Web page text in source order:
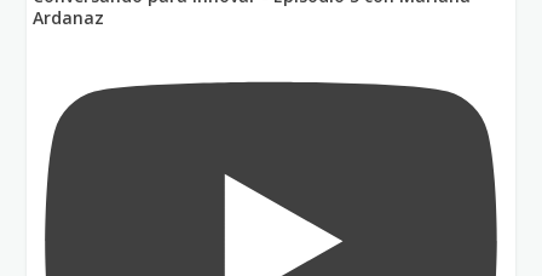
Ardanaz